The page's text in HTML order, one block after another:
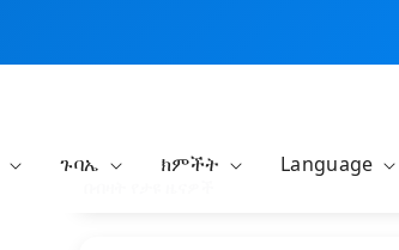
ጉባኤ ክምችት Language